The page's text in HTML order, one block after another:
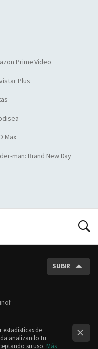
Prime Video
Plus
Max
man: Brand New Day
SUBIR
estadísticas de
analizando tu
su uso. Más